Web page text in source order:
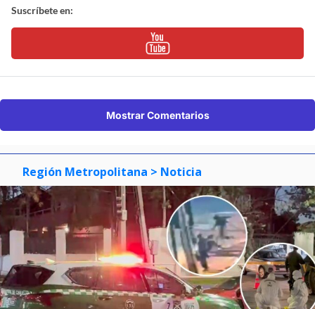
Suscríbete en:
Mostrar Comentarios
Región Metropolitana > Noticia